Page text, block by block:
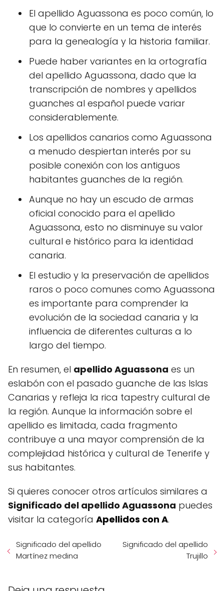
El apellido Aguassona es poco común, lo
que lo convierte en un tema de interés
para la genealogía y la historia familiar.
Puede haber variantes en la ortografía
del apellido Aguassona, dado que la
transcripción de nombres y apellidos
guanches al español puede variar
considerablemente.
Los apellidos canarios como Aguassona
a menudo despiertan interés por su
posible conexión con los antiguos
habitantes guanches de la región.
Aunque no hay un escudo de armas
oficial conocido para el apellido
Aguassona, esto no disminuye su valor
cultural e histórico para la identidad
canaria.
El estudio y la preservación de apellidos
raros o poco comunes como Aguassona
es importante para comprender la
evolución de la sociedad canaria y la
influencia de diferentes culturas a lo
largo del tiempo.
En resumen, el apellido Aguassona es un
eslabón con el pasado guanche de las Islas
Canarias y refleja la rica tapestry cultural de
la región. Aunque la información sobre el
apellido es limitada, cada fragmento
contribuye a una mayor comprensión de la
complejidad histórica y cultural de Tenerife y
sus habitantes.
Si quieres conocer otros artículos similares a
Significado del apellido Aguassona puedes
visitar la categoría Apellidos con A.
Significado del apellido
Martínez medina
Significado del apellido
Trujillo